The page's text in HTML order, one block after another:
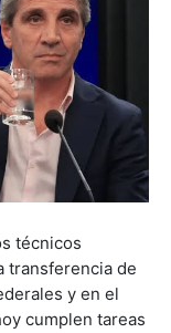
técnicos
transferencia de
y en el
cumplen tareas